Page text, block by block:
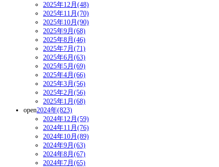
2025年12月(48)
2025年11月(70)
2025年10月(90)
2025年9月(68)
2025年8月(46)
2025年7月(71)
2025年6月(63)
2025年5月(69)
2025年4月(66)
2025年3月(56)
2025年2月(56)
2025年1月(68)
open2024年(823)
2024年12月(59)
2024年11月(76)
2024年10月(89)
2024年9月(63)
2024年8月(67)
2024年7月(65)